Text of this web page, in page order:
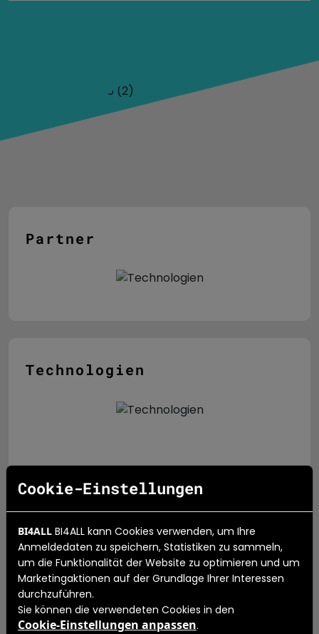
Partner
Technologien
Erfolgsgeschicht
e
Cookie-Einstellungen
BI4ALL BI4ALL kann Cookies verwenden, um Ihre
Anmeldedaten zu speichern, Statistiken zu sammeln,
um die Funktionalität der Website zu optimieren und um
Marketingaktionen auf der Grundlage Ihrer Interessen
durchzuführen.
Sie können die verwendeten Cookies in den
Cookie-Einstellungen anpassen.